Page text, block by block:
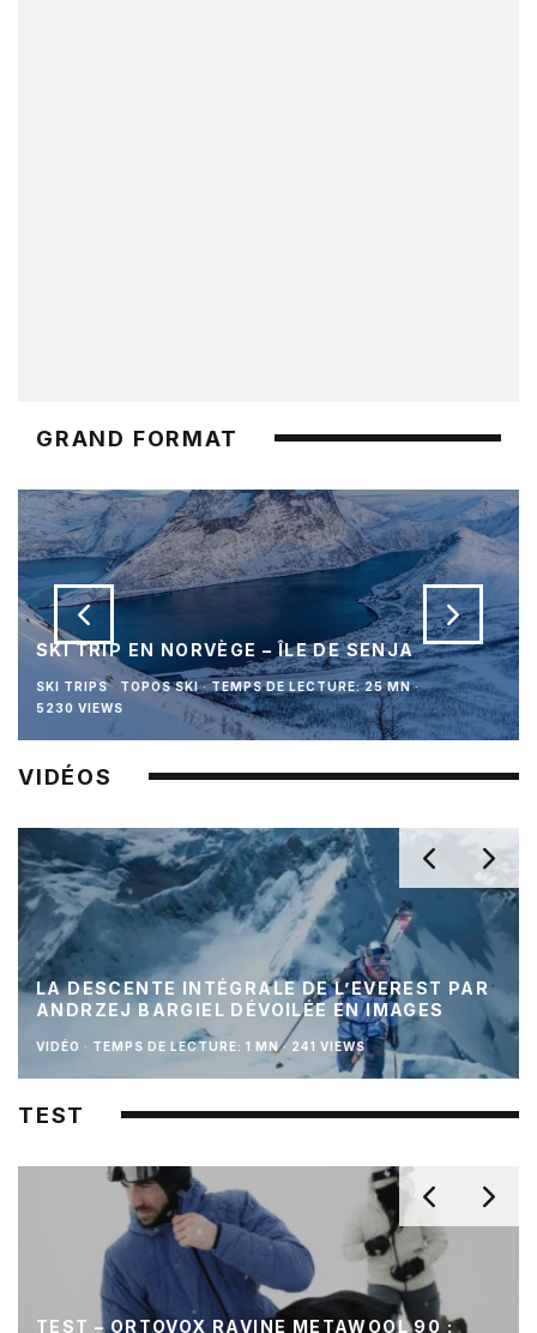
GRAND FORMAT
SKI TRIP EN NORVÈGE – ÎLE DE SENJA
SKI TRIPS TOPOS SKI · TEMPS DE LECTURE: 25 MN ·
5230 VIEWS
VIDÉOS
LA DESCENTE INTÉGRALE DE L’EVEREST PAR
ANDRZEJ BARGIEL DÉVOILÉE EN IMAGES
VIDÉO · TEMPS DE LECTURE: 1 MN · 241 VIEWS
TEST
TEST – ORTOVOX RAVINE METAWOOL 90 :